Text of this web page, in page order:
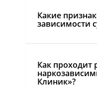
Какие
зависимости
Как проходит
Клиник»?